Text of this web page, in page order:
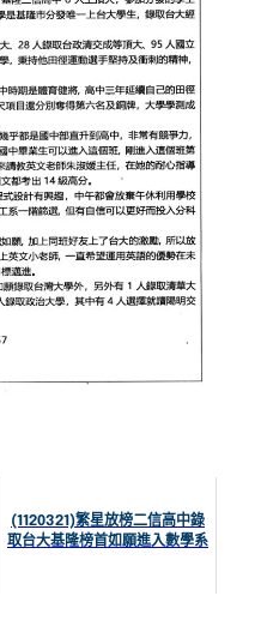
(1120321)繁星放榜二信高中錄
取台大基隆榜首如願進入數學系